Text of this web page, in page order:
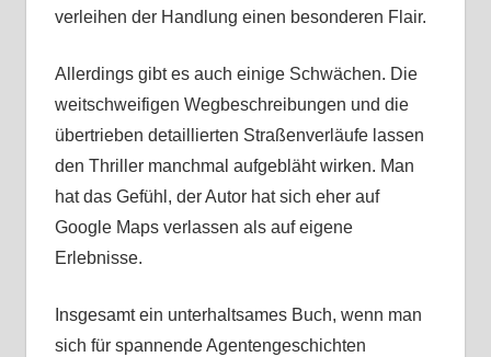
verleihen der Handlung einen besonderen Flair.
Allerdings gibt es auch einige Schwächen. Die
weitschweifigen Wegbeschreibungen und die
übertrieben detaillierten Straßenverläufe lassen
den Thriller manchmal aufgebläht wirken. Man
hat das Gefühl, der Autor hat sich eher auf
Google Maps verlassen als auf eigene
Erlebnisse.
Insgesamt ein unterhaltsames Buch, wenn man
sich für spannende Agentengeschichten